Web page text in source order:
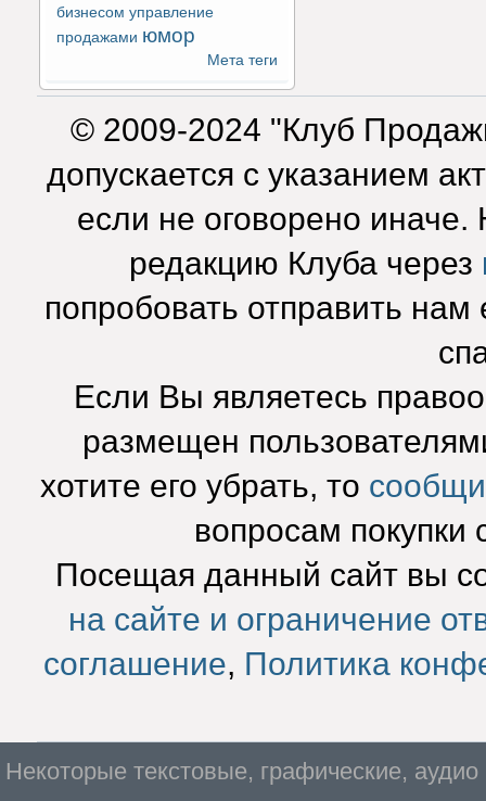
бизнесом управление
продажами юмор
Мета теги
© 2009-2024 "Клуб
допускается с указанием
если не оговорено
редакцию Клуба через
попробовать отправить нам
Если Вы являетесь
размещен
хотите его убрать, то
вопросам покупки
Посещая данный сайт вы
на сайте и ограничение
соглашение, Политика
Некоторые текстовые, графические,